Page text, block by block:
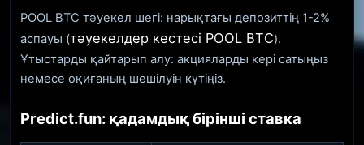
POOL BTC тәуекел шегі: нарықтағы депозиттің 1-2%
аспауы (тәуекелдер кестесі POOL BTC).
Ұтыстарды қайтарып алу: акцияларды кері сатыңыз
немесе оқиғаның шешілуін күтіңіз.
Predict.fun: қадамдық бірінші ставка